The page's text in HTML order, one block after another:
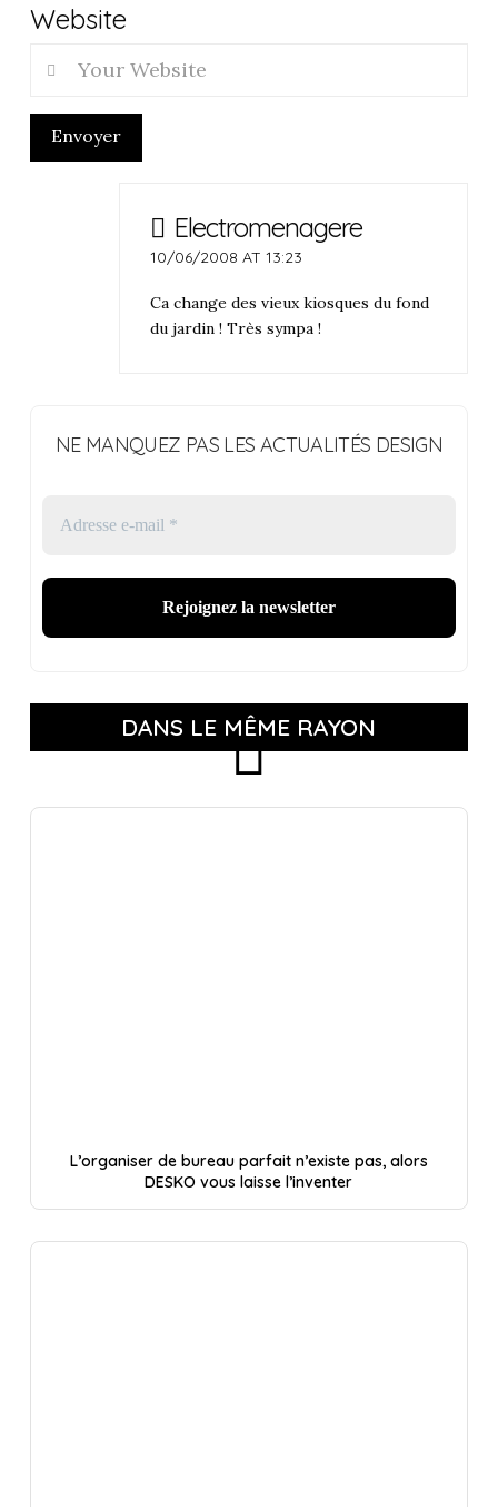
Website
Envoyer
Electromenagere
10/06/2008 AT 13:23
Ca change des vieux kiosques du fond
du jardin ! Très sympa !
NE MANQUEZ PAS LES ACTUALITÉS DESIGN
DANS LE MÊME RAYON
L’organiser de bureau parfait n’existe pas, alors
DESKO vous laisse l’inventer